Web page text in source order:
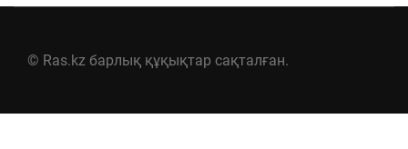
© Ras.kz барлық құқықтар сақталған.